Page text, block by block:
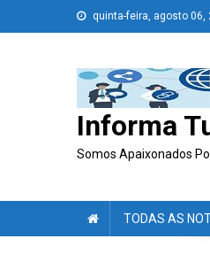
to
quinta-feira, agosto 06,
Informa
Somos Apaixonados
TODAS AS